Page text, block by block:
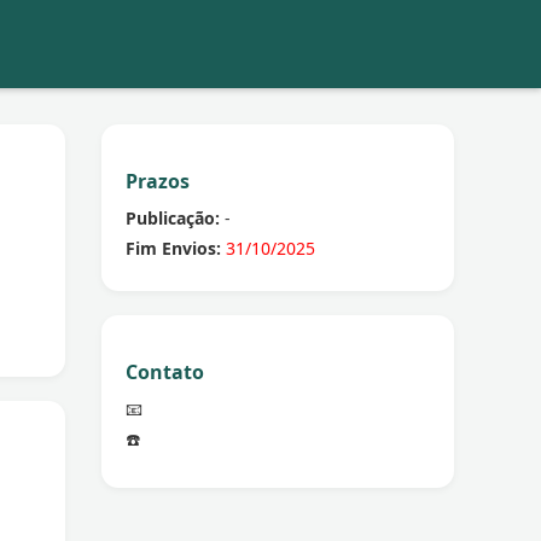
Prazos
Publicação: -
Fim Envios: 31/10/2025
Contato
📧
☎️